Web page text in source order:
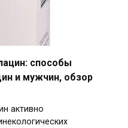
способы
и мужчин, обзор
активно